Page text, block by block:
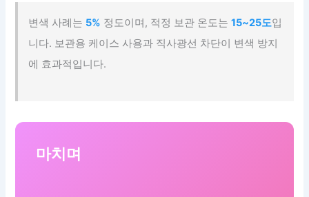
변색 사례는 5% 정도이며, 적정 보관 온도는15~25도입
니다. 보관용 케이스 사용과 직사광선 차단이 변색 방지
에 효과적입니다.
마치며